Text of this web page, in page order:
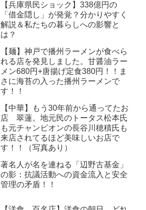
【兵庫県民ショック】338億円の
「借金隠し」が発覚？分かりやすく
解説＆私たちの暮らしへの影響と
は？
【麺】神戸で播州ラーメンが食べら
れる店を発見しました。甘醤油ラー
メン680円+唐揚げ定食380円！！ま
さに海苔の入った播州ラーメンで
す！！
【中華】もう30年前から通ってたお
店 翠蓮。地元民のトータス松本氏
も元チャンピオンの長谷川穂積氏も
来店されてるほど美味しいお店で
す！！（写真あり）
著名人が名を連ねる「辺野古基金」
の影：抗議活動への資金流入と安全
管理の矛盾！！